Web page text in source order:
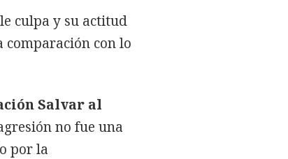
culpa y su actitud
con lo
Salvar al
no fue una
por la